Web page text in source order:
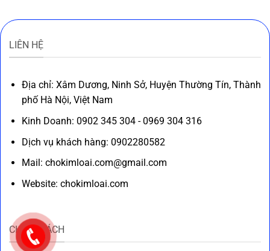
LIÊN HỆ
Địa chỉ: Xâm Dương, Ninh Sở, Huyện Thường Tín, Thành
phố Hà Nội, Việt Nam
Kinh Doanh: 0902 345 304 - 0969 304 316
Dịch vụ khách hàng: 0902280582
Mail: chokimloai.com@gmail.com
Website: chokimloai.com
CHÍNH SÁCH